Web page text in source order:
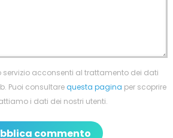
servizio acconsenti al trattamento dei dati
Puoi consultarequesta pagina per scoprire
i dati dei nostri utenti.